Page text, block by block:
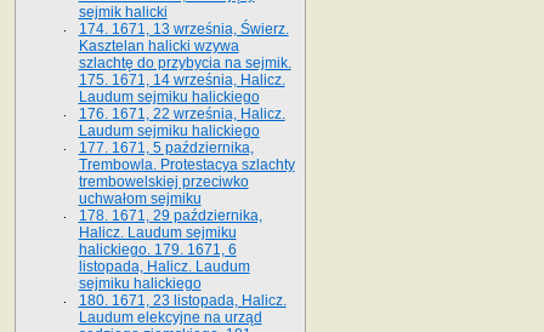
sejmik halicki
174. 1671, 13 września, Świerz.
Kasztelan halicki wzywa
szlachtę do przybycia na sejmik.
175. 1671, 14 września, Halicz.
Laudum sejmiku halickiego
176. 1671, 22 września, Halicz.
Laudum sejmiku halickiego
177. 1671, 5 października,
Trembowla. Protestacya szlachty
trembowelskiej przeciwko
uchwałom sejmiku
178. 1671, 29 października,
Halicz. Laudum sejmiku
halickiego. 179. 1671, 6
listopada, Halicz. Laudum
sejmiku halickiego
180. 1671, 23 listopada, Halicz.
Laudum elekcyjne na urząd